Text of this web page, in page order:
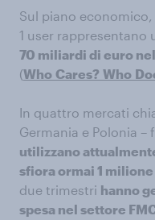
Sul piano economico,
1 user rappresentano
70 miliardi di euro
(Who Cares? Who
In quattro mercati
Germania e Polonia –
utilizzano
sfiora ormai 1
due trimestri hanno
spesa nel settore